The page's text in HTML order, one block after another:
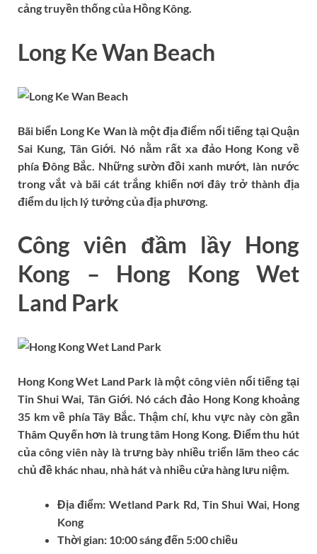
cảng truyền thống của Hồng Kông.
Long Ke Wan Beach
Bãi biển Long Ke Wan là một địa điểm nổi tiếng tại Quận
Sai Kung, Tân Giới. Nó nằm rất xa đảo Hong Kong về
phía Đông Bắc. Những sườn đồi xanh mướt, làn nước
trong vắt và bãi cát trắng khiến nơi đây trở thành địa
điểm du lịch lý tưởng của địa phương.
Công viên đầm lầy Hong
Kong – Hong Kong Wet
Land Park
Hong Kong Wet Land Park là một công viên nổi tiếng tại
Tin Shui Wai, Tân Giới. Nó cách đảo Hong Kong khoảng
35 km về phía Tây Bắc. Thậm chí, khu vực này còn gần
Thâm Quyến hơn là trung tâm Hong Kong. Điểm thu hút
của công viên này là trưng bày nhiều triển lãm theo các
chủ đề khác nhau, nhà hát và nhiều cửa hàng lưu niệm.
Địa điểm: Wetland Park Rd, Tin Shui Wai, Hong
Kong
Thời gian: 10:00 sáng đến 5:00 chiều